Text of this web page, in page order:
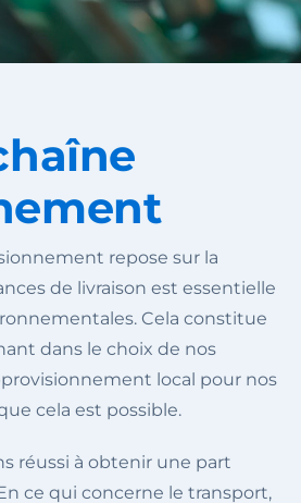
repose sur la
de livraison est essentielle
Cela constitue
dans le choix de nos
local pour nos
cela est possible.
réussi à obtenir une part
ce qui concerne le transport,